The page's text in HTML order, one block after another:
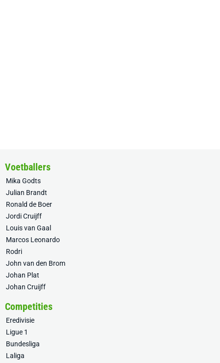
Voetballers
Mika Godts
Julian Brandt
Ronald de Boer
Jordi Cruijff
Louis van Gaal
Marcos Leonardo
Rodri
John van den Brom
Johan Plat
Johan Cruijff
Competities
Eredivisie
Ligue 1
Bundesliga
Laliga